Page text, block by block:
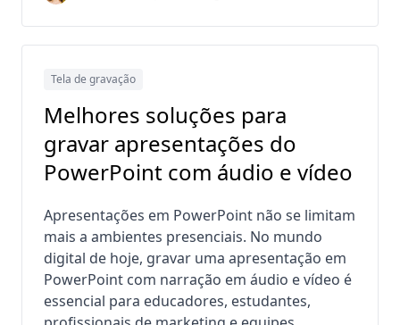
Tela de gravação
Melhores soluções para
gravar apresentações do
PowerPoint com áudio e vídeo
Apresentações em PowerPoint não se limitam
mais a ambientes presenciais. No mundo
digital de hoje, gravar uma apresentação em
PowerPoint com narração em áudio e vídeo é
essencial para educadores, estudantes,